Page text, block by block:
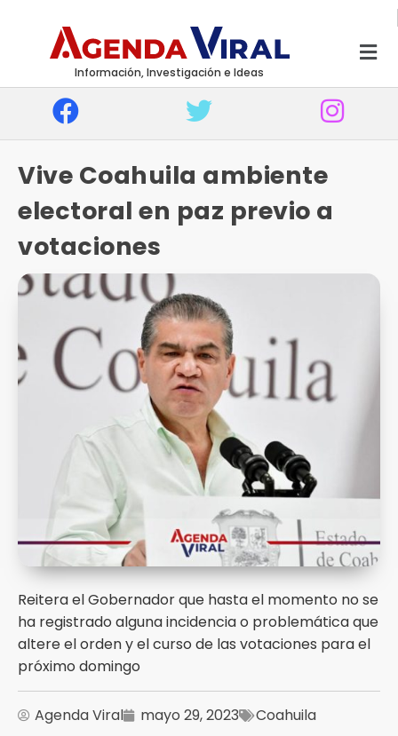
Información, Investigación e Ideas
Vive Coahuila ambiente
electoral en paz previo a
votaciones
Reitera el Gobernador que hasta el momento no se
ha registrado alguna incidencia o problemática que
altere el orden y el curso de las votaciones para el
próximo domingo
Agenda Viral mayo 29, 2023 Coahuila